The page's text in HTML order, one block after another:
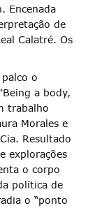
Encenada
de
Calatré. Os
o
a body,
trabalho
Morales e
Resultado
explorações
o corpo
política de
o “ponto